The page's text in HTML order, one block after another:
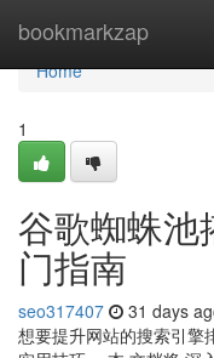
bookmarkzap
Home
Home
1
谷歌蜘蛛池
门指南
seo317407 31 days
想要提升网站的搜索引擎